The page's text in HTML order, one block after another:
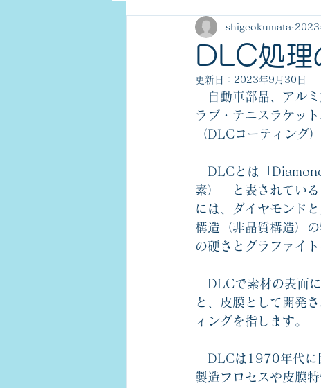
DLC処理
shigeokumata 2023
更新日： 2023年9月30日
自動車部品、アルミ
ラブ・テニスラケッ
（DLCコーティング
DLCとは「
素）」と表されてい
には、ダイヤモンド
構造（非晶質構造）
の硬さとグラファイ
DLCで素材の表面に
と、皮膜として開発
ィングを指します。
DLCは1970年代に
製造プロセスや皮膜